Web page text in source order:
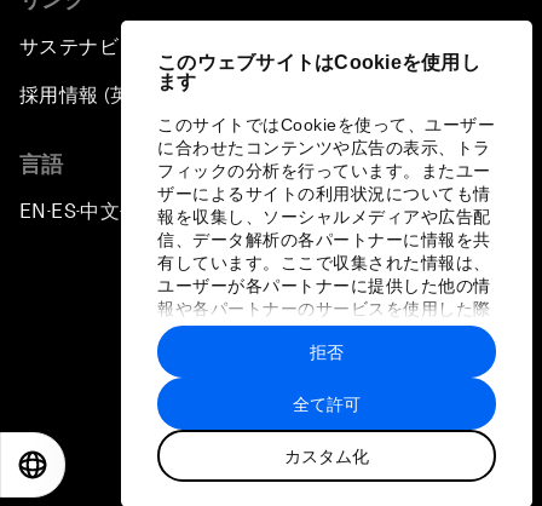
このウェブサイトはCookieを使用し
ます
このサイトではCookieを使って、ユーザー
に合わせたコンテンツや広告の表示、トラ
フィックの分析を行っています。またユー
ザーによるサイトの利用状況についても情
報を収集し、ソーシャルメディアや広告配
信、データ解析の各パートナーに情報を共
有しています。ここで収集された情報は、
ユーザーが各パートナーに提供した他の情
報や各パートナーのサービスを使用した際
に収集された情報と組み合わされ、各パー
トナーによって使用されることがありま
す。
全て許可
カスタム化
拒否
サステナビリティへの取り組み
採用情報 (英語のみ)
言語
EN ▪ES▪中文▪ 日本語
プライバシーポリシーと利用規約
サイトマップ
©
世界経済フォーラム